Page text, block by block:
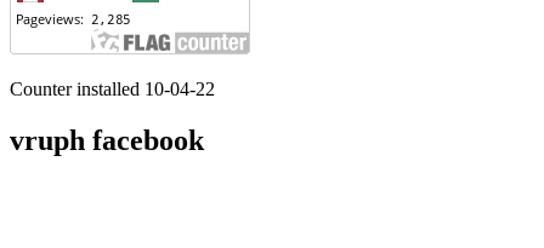
Counter installed 10-04-22
vruph facebook